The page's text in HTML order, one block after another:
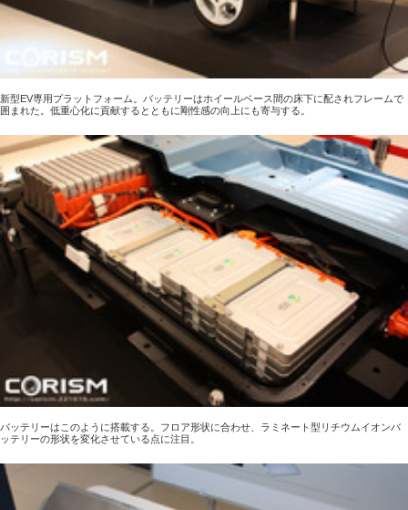
新型EV専用プラットフォーム。バッテリーはホイールベース間の床下に配されフレームで
囲まれた。低重心化に貢献するとともに剛性感の向上にも寄与する。
バッテリーはこのように搭載する。フロア形状に合わせ、ラミネート型リチウムイオンバ
ッテリーの形状を変化させている点に注目。